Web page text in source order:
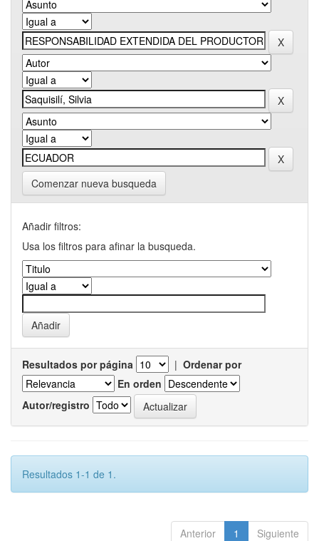
Comenzar nueva busqueda
Añadir filtros:
Usa los filtros para afinar la busqueda.
Resultados por página | Ordenar por
En orden
Autor/registro
Resultados 1-1 de 1.
Anterior 1 Siguiente